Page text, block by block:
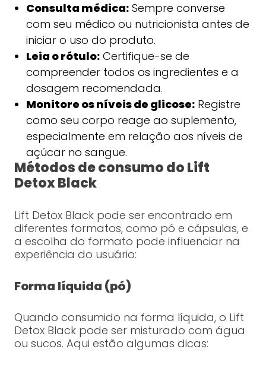
Consulta médica:Sempre converse
com seu médico ou nutricionista antes de
iniciar o uso do produto.
Leia o rótulo:Certifique-se de
compreender todos os ingredientes e a
dosagem recomendada.
Monitore os níveis de glicose:Registre
como seu corpo reage ao suplemento,
especialmente em relação aos níveis de
açúcar no sangue.
Métodos de consumo do Lift
Detox Black
Lift Detox Black pode ser encontrado em
diferentes formatos, como pó e cápsulas, e
a escolha do formato pode influenciar na
experiência do usuário:
Forma líquida (pó)
Quando consumido na forma líquida, o Lift
Detox Black pode ser misturado com água
ou sucos. Aqui estão algumas dicas: